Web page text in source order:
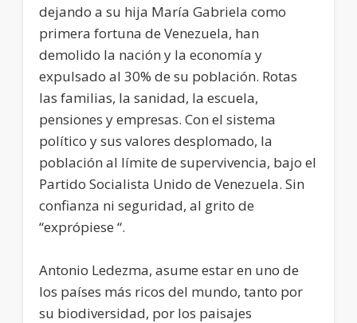
dejando a su hija María Gabriela como
primera fortuna de Venezuela, han
demolido la nación y la economía y
expulsado al 30% de su población. Rotas
las familias, la sanidad, la escuela,
pensiones y empresas. Con el sistema
político y sus valores desplomado, la
población al límite de supervivencia, bajo el
Partido Socialista Unido de Venezuela. Sin
confianza ni seguridad, al grito de
“exprópiese “.
Antonio Ledezma, asume estar en uno de
los países más ricos del mundo, tanto por
su biodiversidad, por los paisajes